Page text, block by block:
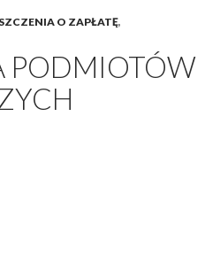
O ZAPŁATĘ,
PODMIOTÓW